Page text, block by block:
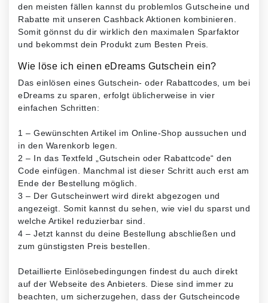
den meisten fällen kannst du problemlos Gutscheine und
Rabatte mit unseren Cashback Aktionen kombinieren.
Somit gönnst du dir wirklich den maximalen Sparfaktor
und bekommst dein Produkt zum Besten Preis.
Wie löse ich einen eDreams Gutschein ein?
Das einlösen eines Gutschein- oder Rabattcodes, um bei
eDreams zu sparen, erfolgt üblicherweise in vier
einfachen Schritten:
1 – Gewünschten Artikel im Online-Shop aussuchen und
in den Warenkorb legen.
2 – In das Textfeld „Gutschein oder Rabattcode“ den
Code einfügen. Manchmal ist dieser Schritt auch erst am
Ende der Bestellung möglich.
3 – Der Gutscheinwert wird direkt abgezogen und
angezeigt. Somit kannst du sehen, wie viel du sparst und
welche Artikel reduzierbar sind.
4 – Jetzt kannst du deine Bestellung abschließen und
zum günstigsten Preis bestellen.
Detaillierte Einlösebedingungen findest du auch direkt
auf der Webseite des Anbieters. Diese sind immer zu
beachten, um sicherzugehen, dass der Gutscheincode